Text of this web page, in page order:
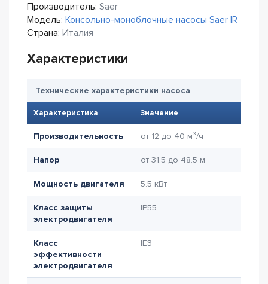
Производитель: Saer
Модель: Консольно-моноблочные насосы Saer IR
Страна: Италия
Характеристики
Технические характеристики насоса
Характеристика Значение
Производительность от 12 до 40 м³/ч
Напор от 31.5 до 48.5 м
Мощность двигателя 5.5 кВт
Класс защиты
электродвигателя
IP55
Класс
эффективности
электродвигателя
IE3